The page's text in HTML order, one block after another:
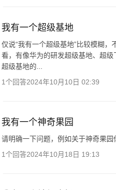
我有一个超级基地
仅说“我有一个超级基地”比较模糊
看，有像华为的研发超级基地、超
超级基地的...
1个回答2024年10月10日 02:39
我有一个神奇果园
请明确一下问题，例如关于神奇果园
1个回答2024年10月18日 19:13